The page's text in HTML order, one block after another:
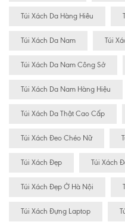
Túi Xách Da Hàng Hiêu
Túi Xách Da Nam Túi
Túi Xách Da Nam Công Sở
Túi Xách Da Nam Hàng Hiệu
Túi Xách Da Thật Cao Cấp
Túi Xách Đeo Chéo Nữ
Túi Xách Đẹp Túi Xách
Túi Xách Đẹp Ở Hà Nội
Túi Xách Đựng Laptop